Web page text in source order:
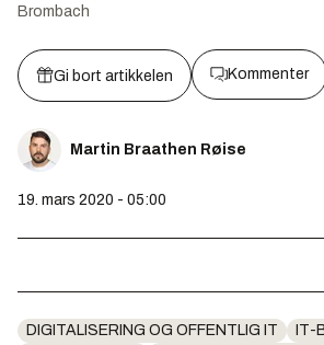
Brombach
Gi bort artikkelen Kommenter
Martin Braathen Røise
19. mars 2020 - 05:00
DIGITALISERING OG OFFENTLIG IT
IT-